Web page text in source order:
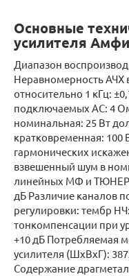
Основные
усилителя
Диапазон
Неравномерность АЧХ
относительно 1 кГц:
подключаемых АС: 4
номинальная: 25 Вт
кратковременная:
гармонических
взвешенный шум в
линейных МФ и ТЮНЕР:
дБ Различие каналов
регулировки: тембр
тонкомпенсации при
+10 дБ Потребляемая
усилителя (ШхВхГ):
Содержание